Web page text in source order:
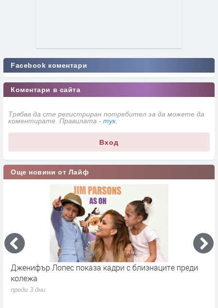
Facebook коментари
Коментари в сайта
Трябва да сте регистриран потребител за да можете да
коментирате. Правилата - тук
Вход
Още новини от Лайф
Дженифър Лопес показа кадри с близнаците преди
колежа
преди 3 дни